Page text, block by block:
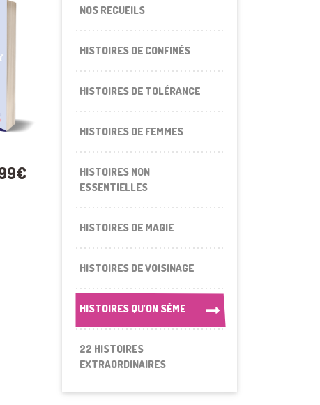
NOS RECUEILS
HISTOIRES DE CONFINÉS
HISTOIRES DE TOLÉRANCE
HISTOIRES DE FEMMES
HISTOIRES NON
ESSENTIELLES
HISTOIRES DE MAGIE
HISTOIRES DE VOISINAGE
HISTOIRES QU’ON SÈME
HISTOIRES QU’ON SÈME
22 HISTOIRES
EXTRAORDINAIRES